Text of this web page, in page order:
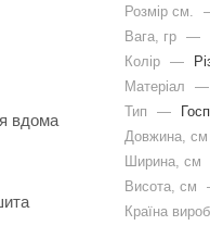
вдома
Розмір см.
Вага, гр —
Колір —
Матеріал
—
Тип
—
Довжина, cм
Ширина, cм
Висота, см
Країна